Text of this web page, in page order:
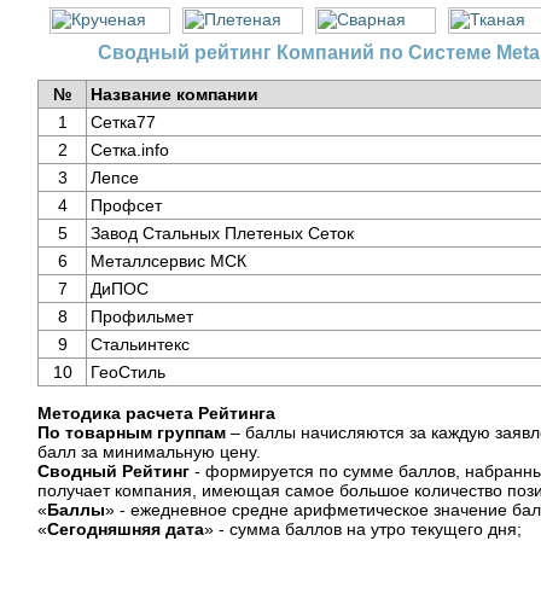
Сводный рейтинг Компаний по Системе
№
Название компании
1
Сетка77
2
Сетка.info
3
Лепсе
4
Профсет
5
Завод Стальных Плетеных Сеток
6
Металлсервис МСК
7
ДиПОС
8
Профильмет
9
Стальинтекс
10
ГеоСтиль
Методика расчета Рейтинга
По товарным группам – баллы начисляются за каждую
балл за минимальную цену.
Сводный Рейтинг - формируется по сумме баллов,
получает компания, имеющая самое большое количество
«Баллы» - ежедневное средне арифметическое значение
«Сегодняшняя дата» - сумма баллов на утро текущего дня;